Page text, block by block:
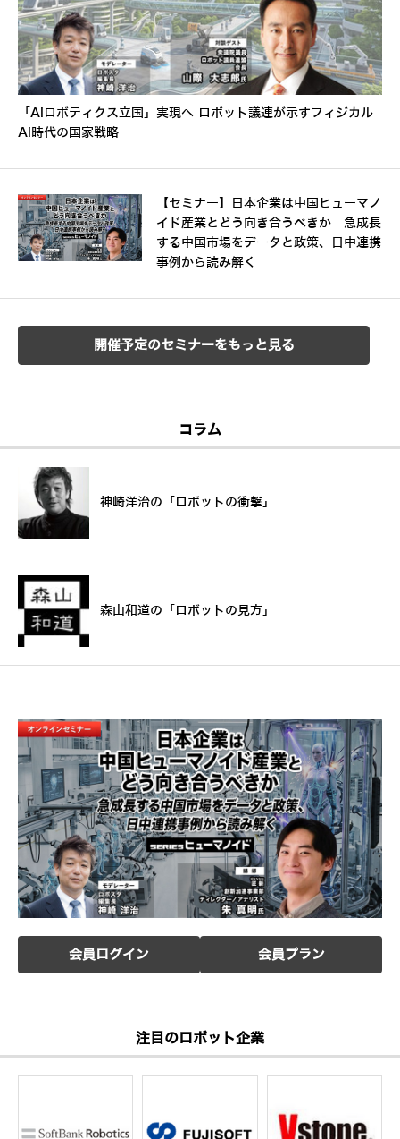
「AIロボティクス立国」実現へ ロボット議連が示すフィジカル
AI時代の国家戦略
【セミナー】日本企業は中国ヒューマノ
イド産業とどう向き合うべきか 急成長
する中国市場をデータと政策、日中連携
事例から読み解く
開催予定のセミナーをもっと見る
コラム
神崎洋治の「ロボットの衝撃」
森山和道の「ロボットの見方」
会員ログイン 会員プラン
注目のロボット企業